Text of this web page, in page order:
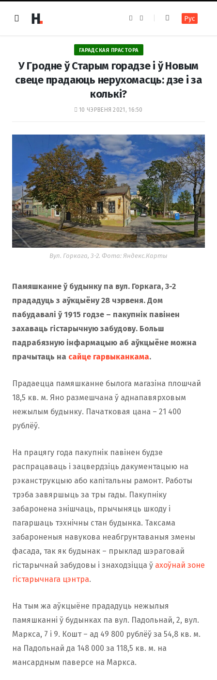
e
b
o
o
k
t
a
r
a
m
Рус
ГАРАДСКАЯ ПРАСТОРА
У Гродне ў Старым горадзе і ў Новым
свеце прадаюць нерухомасць: дзе і за
колькі?
10 ЧЭРВЕНЯ 2021, 16:50
Вул. Горкага, 3-2. Фота: Яндекс.Карты
Памяшканне ў будынку па вул. Горкага, 3-2
прададуць з аўкцыёну 28 чэрвеня. Дом
пабудавалі ў 1915 годзе – пакупнік павінен
захаваць гістарычную забудову. Больш
падрабязную інфармацыю аб аўкцыёне можна
прачытаць на сайце гарвыканкама.
Прадаецца памяшканне былога магазіна плошчай
18,5 кв. м. Яно размешчана ў аднапавярховым
нежылым будынку. Пачатковая цана – 21 400
рублёў.
На працягу года пакупнік павінен будзе
распрацаваць і зацвердзіць дакументацыю на
рэканструкцыю або капітальны рамонт. Работы
трэба завяршыць за тры гады. Пакупніку
забаронена знішчаць, прычыняць шкоду і
пагаршаць тэхнічны стан будынка. Таксама
забароненыя навукова неабгрунтаваныя змены
фасада, так як будынак – прыклад шэраговай
гістарычнай забудовы і знаходзіцца ў ахоўнай зоне
гістарычнага цэнтра.
На тым жа аўкцыёне прададуць нежылыя
памяшканні ў будынках па вул. Падольнай, 2, вул.
Маркса, 7 і 9. Кошт – ад 49 800 рублёў за 54,8 кв. м.
на Падольнай да 148 000 за 118,5 кв. м. на
мансардным паверсе на Маркса.